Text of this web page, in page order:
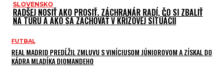
SLOVENSKO
RADŠEJ NOSIŤ AKO PROSIŤ. ZÁCHRANÁR RADÍ, ČO SI ZBALIŤ
NA TÚRU A AKO SA ZACHOVAŤ V KRÍZOVEJ SITUÁCII
FUTBAL
REAL MADRID PREDĹŽIL ZMLUVU S VINÍCIUSOM JÚNIOROVOM A ZÍSKAL DO
KÁDRA MLADÍKA DIOMANDEHO